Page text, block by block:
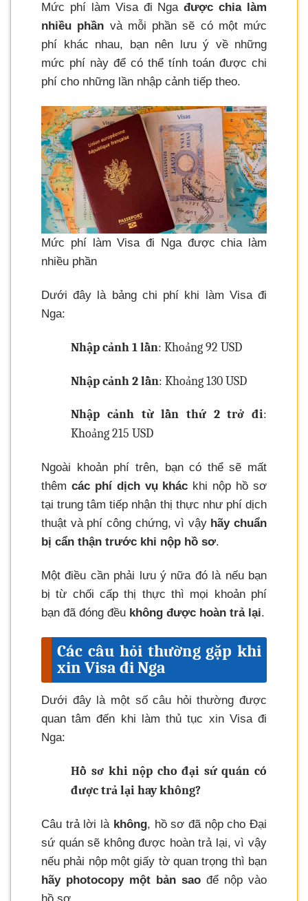
Mức phí làm Visa đi Ngađược chia làm
nhiều phần và mỗi phần sẽ có một mức
phí khác nhau, bạn nên lưu ý về những
mức phí này để có thể tính toán được chi
phí cho những lần nhập cảnh tiếp theo.
Mức phí làm Visa đi Nga được chia làm
nhiều phần
Dưới đây là bảng chi phí khi làm Visa đi
Nga:
Nhập cảnh 1 lần: Khoảng 92 USD
Nhập cảnh 2 lần: Khoảng 130 USD
Nhập cảnh từ lần thứ 2 trở đi:
Khoảng 215 USD
Ngoài khoản phí trên, bạn có thể sẽ mất
thêm các phí dịch vụ khác khi nộp hồ sơ
tại trung tâm tiếp nhận thị thực như phí dịch
thuật và phí công chứng, vì vậy hãy chuẩn
bị cẩn thận trước khi nộp hồ sơ.
Một điều cần phải lưu ý nữa đó là nếu bạn
bị từ chối cấp thị thực thì mọi khoản phí
bạn đã đóng đều không được hoàn trả lại.
Các câu hỏi thường gặp khi
xin Visa đi Nga
Dưới đây là một số câu hỏi thường được
quan tâm đến khi làm thủ tục xin Visa đi
Nga:
Hồ sơ khi nộp cho đại sứ quán có
được trả lại hay không?
Câu trả lời là không, hồ sơ đã nộp cho Đại
sứ quán sẽ không được hoàn trả lại, vì vậy
nếu phải nộp một giấy tờ quan trọng thì bạn
hãy photocopy một bản sao để nộp vào